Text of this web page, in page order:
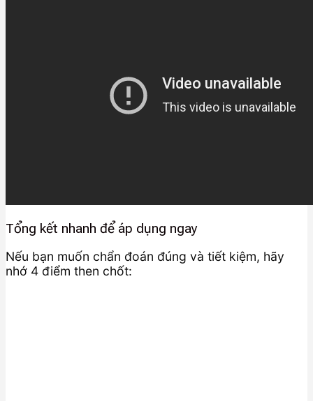
Tổng kết nhanh để áp dụng ngay
Nếu bạn muốn chẩn đoán đúng và tiết kiệm, hãy
nhớ 4 điểm then chốt: